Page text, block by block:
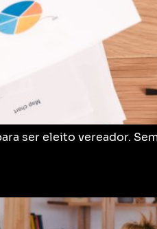
ser eleito vereador.